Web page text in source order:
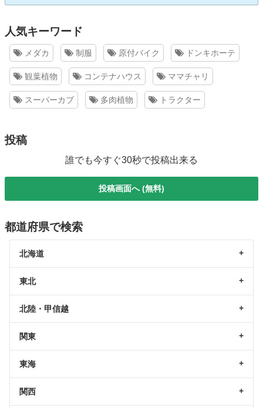
人気キーワード
メダカ 制服 原付バイク ドンキホーテ
観葉植物 コンテナハウス ママチャリ
スーパーカブ 多肉植物 トラクター
投稿
誰でも今すぐ30秒で投稿出来る
投稿画面へ (無料)
都道府県で検索
北海道
東北
北陸・甲信越
関東
東海
関西